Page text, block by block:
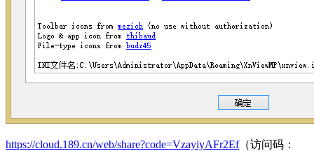
https://cloud.189.cn/web/share?code=VzayiyAFr2Ef（访问码：